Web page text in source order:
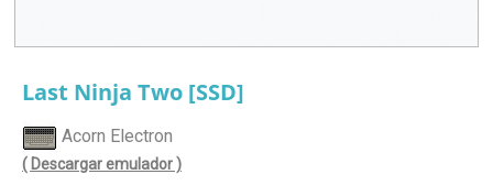
Last Ninja Two [SSD]
Acorn Electron
( Descargar emulador )